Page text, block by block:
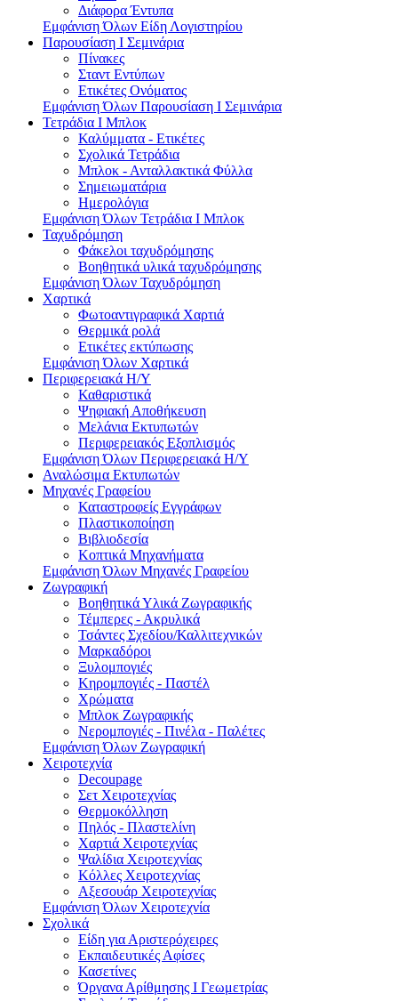
Διάφορα Έντυπα
Εμφάνιση Όλων Είδη Λογιστηρίου
Παρουσίαση I Σεμινάρια
Πίνακες
Σταντ Εντύπων
Ετικέτες Ονόματος
Εμφάνιση Όλων Παρουσίαση I Σεμινάρια
Τετράδια I Μπλοκ
Καλύμματα - Ετικέτες
Σχολικά Τετράδια
Μπλοκ - Ανταλλακτικά Φύλλα
Σημειωματάρια
Ημερολόγια
Εμφάνιση Όλων Τετράδια I Μπλοκ
Ταχυδρόμηση
Φάκελοι ταχυδρόμησης
Βοηθητικά υλικά ταχυδρόμησης
Εμφάνιση Όλων Ταχυδρόμηση
Χαρτικά
Φωτοαντιγραφικά Χαρτιά
Θερμικά ρολά
Ετικέτες εκτύπωσης
Εμφάνιση Όλων Χαρτικά
Περιφερειακά Η/Υ
Καθαριστικά
Ψηφιακή Αποθήκευση
Μελάνια Εκτυπωτών
Περιφερειακός Εξοπλισμός
Εμφάνιση Όλων Περιφερειακά Η/Υ
Αναλώσιμα Εκτυπωτών
Μηχανές Γραφείου
Καταστροφείς Εγγράφων
Πλαστικοποίηση
Βιβλιοδεσία
Κοπτικά Μηχανήματα
Εμφάνιση Όλων Μηχανές Γραφείου
Ζωγραφική
Βοηθητικά Υλικά Ζωγραφικής
Τέμπερες - Ακρυλικά
Τσάντες Σχεδίου/Καλλιτεχνικών
Μαρκαδόροι
Ξυλομπογιές
Κηρομπογιές - Παστέλ
Χρώματα
Μπλοκ Ζωγραφικής
Νερομπογιές - Πινέλα - Παλέτες
Εμφάνιση Όλων Ζωγραφική
Χειροτεχνία
Decoupage
Σετ Χειροτεχνίας
Θερμοκόλληση
Πηλός - Πλαστελίνη
Χαρτιά Χειροτεχνίας
Ψαλίδια Χειροτεχνίας
Κόλλες Χειροτεχνίας
Αξεσουάρ Χειροτεχνίας
Εμφάνιση Όλων Χειροτεχνία
Σχολικά
Είδη για Αριστερόχειρες
Εκπαιδευτικές Αφίσες
Κασετίνες
Όργανα Αρίθμησης Ι Γεωμετρίας